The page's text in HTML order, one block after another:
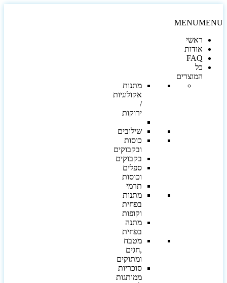
MENU
ראשי
אודות
FAQ
כל
המוצרים
מתנות
אקולוגיות
ירוקות
שילובים
כוסות
ובקבוקים
בקבוקים
ספלים
וכוסות
תרמי
מתנות
בפחית
וקופות
מתנה
בפחית
מטבח
,חגים
ומתוקים
סוכריות
ממותגות